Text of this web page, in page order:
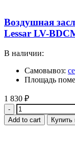
Воздушная
Lessar LV-
В наличии:
Самовывоз:
Площадь
1 830 ₽
Quantity
Add to cart Купить